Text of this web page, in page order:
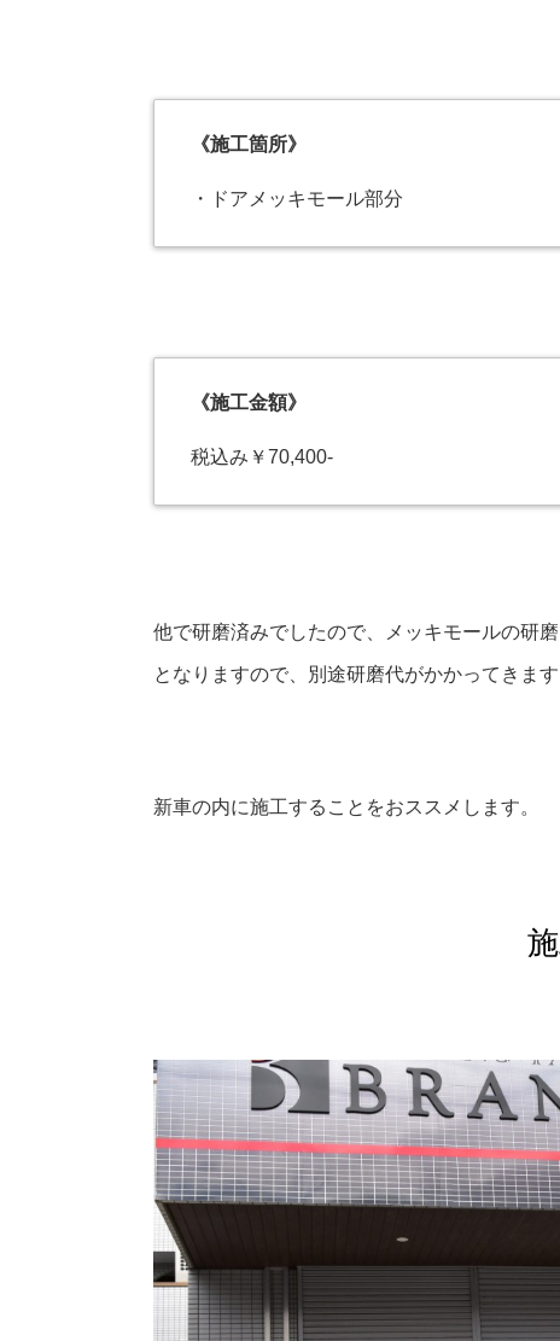
《施工箇所》
・ドアメッキモール部分
《施工金額》
税込み￥70,400-
他で研磨済みでしたので、メッキモールの研
となりますので、別途研磨代がかかってきます
新車の内に施工することをおススメします。